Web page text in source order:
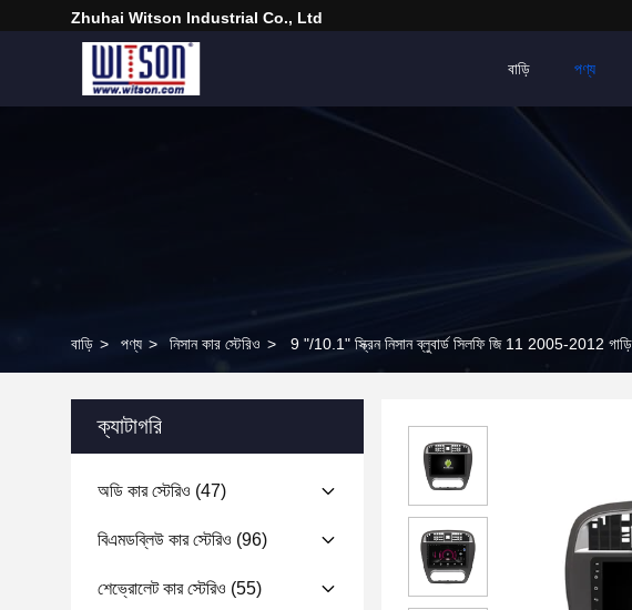
Zhuhai Witson Industrial Co., Ltd
বাড়ি পণ্য
বাড়ি > পণ্য > নিসান কার স্টেরিও > 9 "/10.1" স্ক্রিন নিসান ব্লুবার্ড সিলফি জি 11 2005-2012 গাড়ির
ক্যাটাগরি
অডি কার স্টেরিও (47)
বিএমডব্লিউ কার স্টেরিও (96)
শেভ্রোলেট কার স্টেরিও (55)